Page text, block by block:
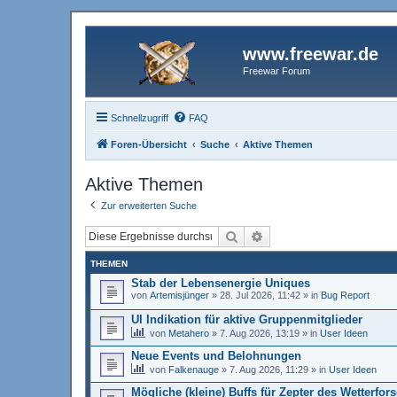
www.freewar.de
Freewar Forum
Schnellzugriff FAQ
Foren-Übersicht Suche Aktive Themen
Aktive Themen
Zur erweiterten Suche
Suche
THEMEN
Stab der Lebensenergie Uniques
von Artemisjünger » 28. Jul 2026, 11:42 » in Bug Report
UI Indikation für aktive Gruppenmitglieder
von Metahero » 7. Aug 2026, 13:19 » in User Ideen
Neue Events und Belohnungen
von Falkenauge » 7. Aug 2026, 11:29 » in User Ideen
Mögliche (kleine) Buffs für Zepter des